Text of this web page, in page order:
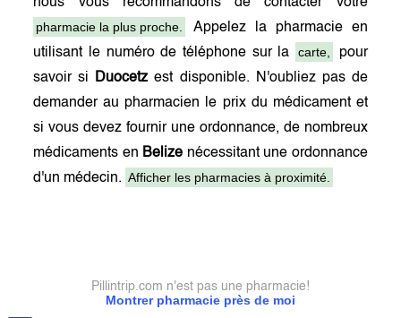
pharmacie la plus proche.
Appelez la pharmacie en
utilisant le numéro de téléphone sur la
carte,
pour
savoir si
Duocetz est disponible. N'oubliez pas de
demander au pharmacien le prix du médicament et
si vous devez fournir une ordonnance, de nombreux
médicaments en Belize nécessitant une ordonnance
d'un médecin. Afficher les pharmacies à proximité.
Montrer pharmacie près de moi
Pillintrip.com n'est pas une pharmacie!